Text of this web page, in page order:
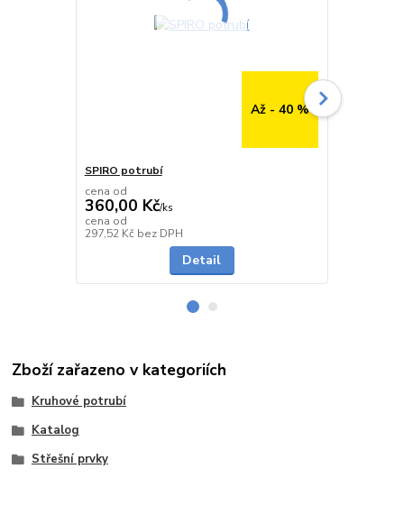
Až - 40 %
SPIRO potrubí
cena od
360,00 Kč/ks
cena od
297,52 Kč bez DPH
Detail
Zboží zařazeno v kategoriích
Kruhové potrubí
Katalog
Střešní prvky